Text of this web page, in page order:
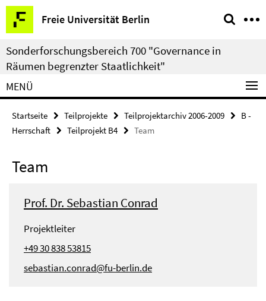
Springe
direkt
zu
Inhalt
Freie Universität Berlin
Service-
Navigation
Sonderforschungsbereich 700 "Governance in
Räumen begrenzter Staatlichkeit"
MENÜ
Startseite Teilprojekte Teilprojektarchiv 2006-2009
B -
Herrschaft
Teilprojekt B4 Team
Team
Prof. Dr. Sebastian Conrad
Projektleiter
+49 30 838 53815
sebastian.conrad@fu-berlin.de